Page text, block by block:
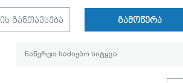
განთავსება გამოწერა